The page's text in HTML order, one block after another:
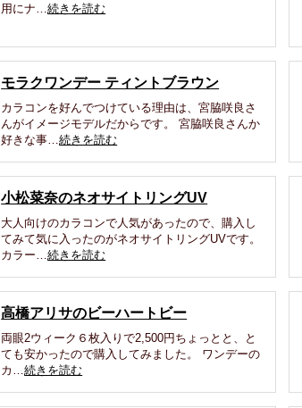
用にナ…続きを読む
モラクワンデー ティントブラウン
カラコンを好んでつけている理由は、宮脇咲良さ
んがイメージモデルだからです。 宮脇咲良さんか
好きな事…続きを読む
小松菜奈のネオサイトリングUV
大人向けのカラコンで人気があったので、購入し
てみて気に入ったのがネオサイトリングUVです。
カラー…続きを読む
高橋アリサのビーハートビー
両眼2ウィーク６枚入りで2,500円ちょっとと、と
ても安かったので購入してみました。 ワンデーの
カ…続きを読む